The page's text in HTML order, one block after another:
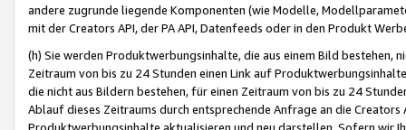
andere zugrunde liegende Komponenten (wie Modelle,
mit der Creators API, der PA API, Datenfeeds oder in den Produkt
(h) Sie werden Produktwerbungsinhalte, die aus einem Bild bestehen,
Zeitraum von bis zu 24 Stunden einen Link auf
die nicht aus Bildern bestehen, für einen Zeitraum von bis zu 24
Ablauf dieses Zeitraums durch entsprechende Anfrage an die
Produktwerbungsinhalte aktualisieren und neu darstellen. Sofern wir